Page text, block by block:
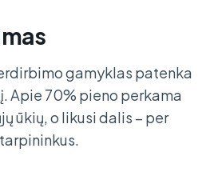
gamyklas patenka
Apie 70% pieno perkama
ūkių, o likusi dalis – per